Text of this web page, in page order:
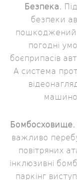
Безпека.
безпеки
пошкоджений
погодні
боєприпасів
А система
Бомбосховище.
важливо
повітряних
інклюзивні
паркінг